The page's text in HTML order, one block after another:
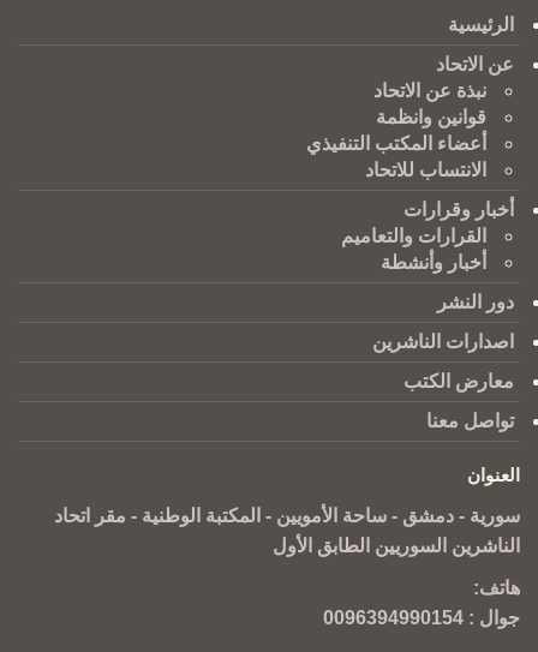
الرئيسية
عن الاتحاد
نبذة عن الاتحاد
قوانين وانظمة
أعضاء المكتب التنفيذي
الانتساب للاتحاد
أخبار وقرارات
القرارات والتعاميم
أخبار وأنشطة
دور النشر
اصدارات الناشرين
معارض الكتب
تواصل معنا
العنوان
سورية - دمشق - ساحة الأمويين - المكتبة الوطنية - مقر اتحاد
الناشرين السوريين الطابق الأول
هاتف:
جوال : 0096394990154